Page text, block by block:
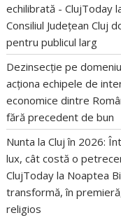
echilibrată - ClujToday
Consiliul Județean Cluj
pentru publicul larg
Dezinsecție pe
acționa echipele de
economice dintre
fără precedent de bun
Nunta la Cluj în 2026:
lux, cât costă o
ClujToday la Noaptea
transformă, în
religios